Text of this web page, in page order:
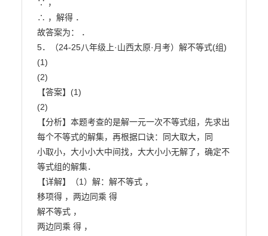
∵ ，
∴ ，解得 ．
故答案为： ．
5．（24-25八年级上·山西太原·月考）解不等式(组)
(1)
(2)
【答案】(1)
(2)
【分析】本题考查的是解一元一次不等式组，先求出
每个不等式的解集，再根据口诀：同大取大，同
小取小，大小小大中间找，大大小小无解了，确定不
等式组的解集．
【详解】（1）解：解不等式 ，
移项得 ，两边同乘 得
解不等式 ，
两边同乘 得 ，